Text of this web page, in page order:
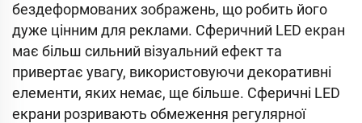
бездеформованих зображень, що робить його
дуже цінним для реклами. Сферичний LED екран
має більш сильний візуальний ефект та
привертає увагу, використовуючи декоративні
елементи, яких немає, ще більше. Сферичні LED
екрани розривають обмеження регулярної